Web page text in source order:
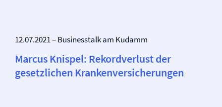
12.07.2021 – Businesstalk am Kudamm
Marcus Knispel: Rekordverlust der
gesetzlichen Kranken­versicherungen